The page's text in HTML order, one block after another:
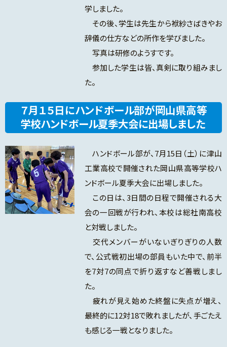
学しました。
その後、学生は先生から袱紗さばきやお
辞儀の仕方などの所作を学びました。
写真は研修のようすです。
参加した学生は皆、真剣に取り組みまし
た。
７月１５日にハンドボール部が岡山県高等
学校ハンドボール夏季大会に出場しました
ハンドボール部が、7月15日（土）に津山
工業高校で開催された岡山県高等学校ハ
ンドボール夏季大会に出場しました。
この日は、3日間の日程で開催される大
会の一回戦が行われ、本校は総社南高校
と対戦しました。
交代メンバーがいないぎりぎりの人数
で、公式戦初出場の部員もいた中で、前半
を7対7の同点で折り返すなど善戦しまし
た。
疲れが見え始めた終盤に失点が増え、
最終的に12対18で敗れましたが、手ごたえ
も感じる一戦となりました。